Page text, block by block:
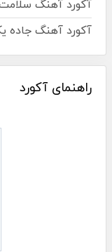
آکورد آهنگ
آکورد آهنگ جاده
راهنمای آکورد